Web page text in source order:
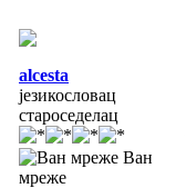
alcesta
језикословац
староседелац
Ван
мреже